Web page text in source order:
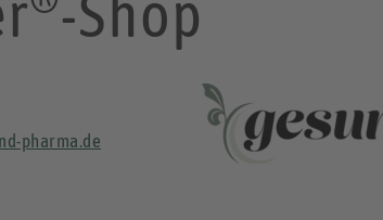
pharma.de